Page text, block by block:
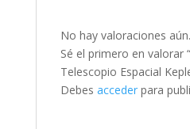
No hay valoraciones aún.
Sé el primero en valorar
Telescopio Espacial
Debes accederpara